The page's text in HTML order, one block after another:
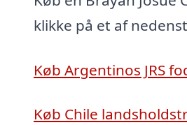
klikke på et af
Køb Argentinos JRS
Køb Chile